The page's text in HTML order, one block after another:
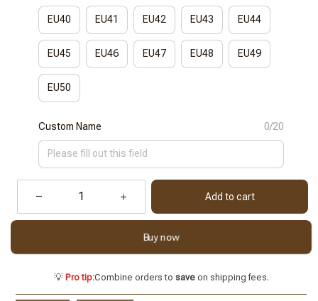
EU40 EU41 EU42 EU43 EU44
EU45 EU46 EU47 EU48 EU49
EU50
Custom Name 0/20
Add to cart
Buy now
💡 Pro tip:Combine orders to saveon shipping fees.